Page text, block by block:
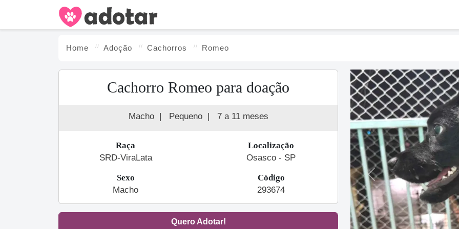
Home Adoção Cachorros Romeo
Cachorro Romeo para doação
Macho | Pequeno | 7 a 11 meses
Raça
SRD-ViraLata
Localização
Osasco - SP
Sexo
Macho
Código
293674
Quero Adotar!
Previous